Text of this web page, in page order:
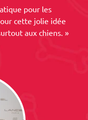
pour les
cette jolie idée
aux chiens. »